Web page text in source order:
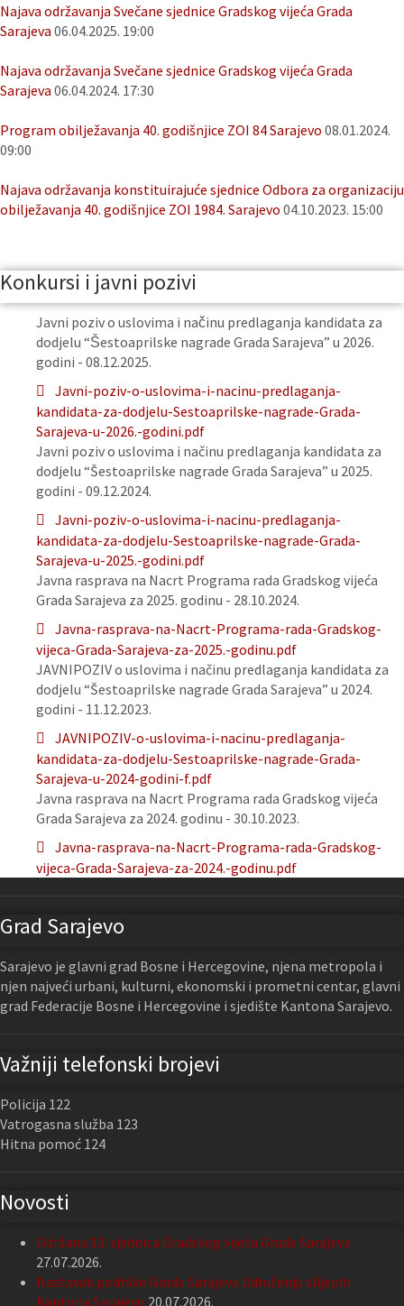
Najava održavanja Svečane sjednice Gradskog vijeća Grada
Sarajeva 06.04.2025. 19:00
Najava održavanja Svečane sjednice Gradskog vijeća Grada
Sarajeva 06.04.2024. 17:30
Program obilježavanja 40. godišnjice ZOI 84 Sarajevo 08.01.2024.
09:00
Najava održavanja konstituirajuće sjednice Odbora za organizaciju
obilježavanja 40. godišnjice ZOI 1984. Sarajevo 04.10.2023. 15:00
Konkursi i javni pozivi
Javni poziv o uslovima i načinu predlaganja kandidata za
dodjelu “Šestoaprilske nagrade Grada Sarajeva” u 2026.
godini - 08.12.2025.
Javni-poziv-o-uslovima-i-nacinu-predlaganja-
kandidata-za-dodjelu-Sestoaprilske-nagrade-Grada-
Sarajeva-u-2026.-godini.pdf
Javni poziv o uslovima i načinu predlaganja kandidata za
dodjelu “Šestoaprilske nagrade Grada Sarajeva” u 2025.
godini - 09.12.2024.
Javni-poziv-o-uslovima-i-nacinu-predlaganja-
kandidata-za-dodjelu-Sestoaprilske-nagrade-Grada-
Sarajeva-u-2025.-godini.pdf
Javna rasprava na Nacrt Programa rada Gradskog vijeća
Grada Sarajeva za 2025. godinu - 28.10.2024.
Javna-rasprava-na-Nacrt-Programa-rada-Gradskog-
vijeca-Grada-Sarajeva-za-2025.-godinu.pdf
JAVNIPOZIV o uslovima i načinu predlaganja kandidata za
dodjelu “Šestoaprilske nagrade Grada Sarajeva” u 2024.
godini - 11.12.2023.
JAVNIPOZIV-o-uslovima-i-nacinu-predlaganja-
kandidata-za-dodjelu-Sestoaprilske-nagrade-Grada-
Sarajeva-u-2024-godini-f.pdf
Javna rasprava na Nacrt Programa rada Gradskog vijeća
Grada Sarajeva za 2024. godinu - 30.10.2023.
Javna-rasprava-na-Nacrt-Programa-rada-Gradskog-
vijeca-Grada-Sarajeva-za-2024.-godinu.pdf
Grad Sarajevo
Sarajevo je glavni grad Bosne i Hercegovine, njena metropola i
njen najveći urbani, kulturni, ekonomski i prometni centar, glavni
grad Federacije Bosne i Hercegovine i sjedište Kantona Sarajevo.
Važniji telefonski brojevi
Policija 122
Vatrogasna služba 123
Hitna pomoć 124
Novosti
Održana 13. sjednica Gradskog vijeća Grada Sarajeva
27.07.2026.
Nastavak podrške Grada Sarajeva Udruženju slijepih
Kantona Sarajevo 20.07.2026.